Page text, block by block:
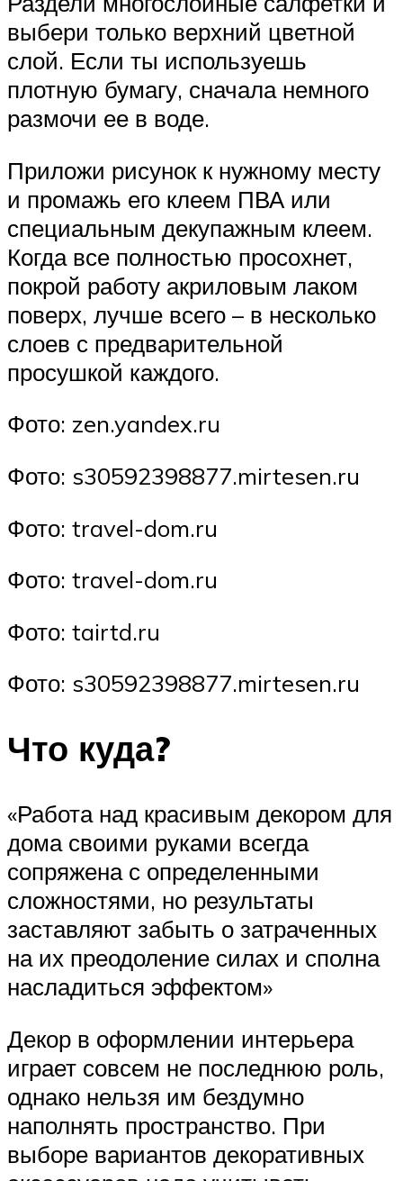
выбери только верхний цветной
слой. Если ты используешь
плотную бумагу, сначала немного
размочи ее в воде.
Приложи рисунок к нужному месту
и промажь его клеем ПВА или
специальным декупажным клеем.
Когда все полностью просохнет,
покрой работу акриловым лаком
поверх, лучше всего – в несколько
слоев с предварительной
просушкой каждого.
Фото: zen.yandex.ru
Фото: s30592398877.mirtesen.ru
Фото: travel-dom.ru
Фото: travel-dom.ru
Фото: tairtd.ru
Фото: s30592398877.mirtesen.ru
Что куда?
«Работа над красивым декором для
дома своими руками всегда
сопряжена с определенными
сложностями, но результаты
заставляют забыть о затраченных
на их преодоление силах и сполна
насладиться эффектом»
Декор в оформлении интерьера
играет совсем не последнюю роль,
однако нельзя им бездумно
наполнять пространство. При
выборе вариантов декоративных